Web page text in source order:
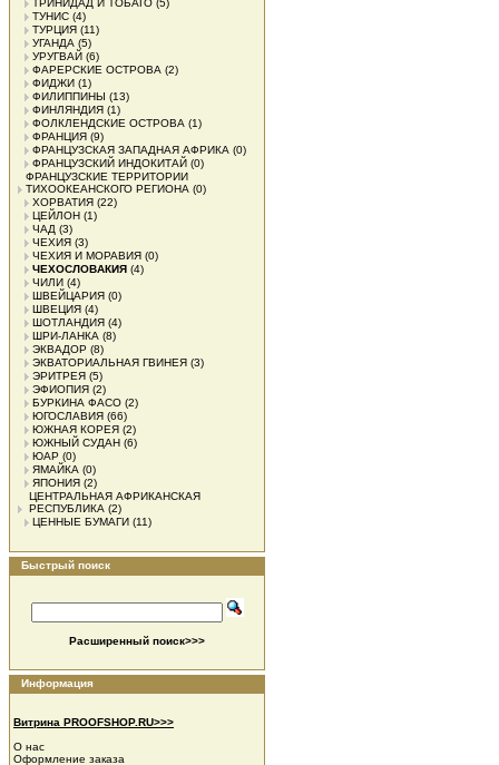
ТРИНИДАД И ТОБАГО (5)
ТУНИС (4)
ТУРЦИЯ (11)
УГАНДА (5)
УРУГВАЙ (6)
ФАРЕРСКИЕ ОСТРОВА (2)
ФИДЖИ (1)
ФИЛИППИНЫ (13)
ФИНЛЯНДИЯ (1)
ФОЛКЛЕНДСКИЕ ОСТРОВА (1)
ФРАНЦИЯ (9)
ФРАНЦУЗСКАЯ ЗАПАДНАЯ АФРИКА (0)
ФРАНЦУЗСКИЙ ИНДОКИТАЙ (0)
ФРАНЦУЗСКИЕ ТЕРРИТОРИИ
ТИХООКЕАНСКОГО РЕГИОНА (0)
ХОРВАТИЯ (22)
ЦЕЙЛОН (1)
ЧАД (3)
ЧЕХИЯ (3)
ЧЕХИЯ И МОРАВИЯ (0)
ЧЕХОСЛОВАКИЯ (4)
ЧИЛИ (4)
ШВЕЙЦАРИЯ (0)
ШВЕЦИЯ (4)
ШОТЛАНДИЯ (4)
ШРИ-ЛАНКА (8)
ЭКВАДОР (8)
ЭКВАТОРИАЛЬНАЯ ГВИНЕЯ (3)
ЭРИТРЕЯ (5)
ЭФИОПИЯ (2)
БУРКИНА ФАСО (2)
ЮГОСЛАВИЯ (66)
ЮЖНАЯ КОРЕЯ (2)
ЮЖНЫЙ СУДАН (6)
ЮАР (0)
ЯМАЙКА (0)
ЯПОНИЯ (2)
ЦЕНТРАЛЬНАЯ АФРИКАНСКАЯ
РЕСПУБЛИКА (2)
ЦЕННЫЕ БУМАГИ (11)
Быстрый поиск
Расширенный поиск>>>
Информация
Витрина PROOFSHOP.RU>>>
О нас
Оформление заказа